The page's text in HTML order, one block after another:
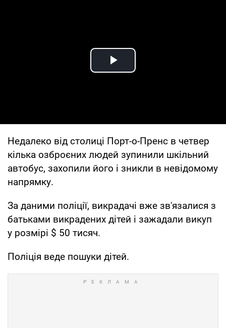
Play Video
Недалеко від столиці Порт-о-Пренс в четвер
кілька озброєних людей зупинили шкільний
автобус, захопили його і зникли в невідомому
напрямку.
За даними поліції, викрадачі вже зв'язалися з
батьками викрадених дітей і зажадали викуп
у розмірі $ 50 тисяч.
Поліція веде пошуки дітей.